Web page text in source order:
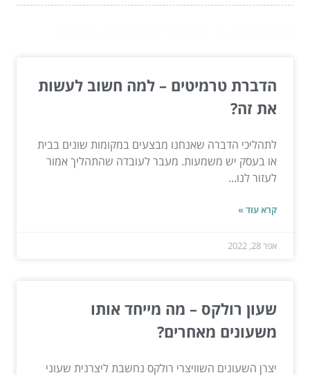
הדברת טרמיטים – למה חשוב לעשות
את זה?
לתהליכי הדברה שאנחנו מבצעים במקומות שונים בבית
או בעסק יש משמעות. מעבר לעובדה שהתהליך אמור
לעזור לנו...
קרא עוד »
אפר 28, 2022
שעון רולקס – מה מייחד אותו
משעונים מאחרים?
יצרן השעונים השוויצרי רולקס נחשבת ליצרנית שעוני